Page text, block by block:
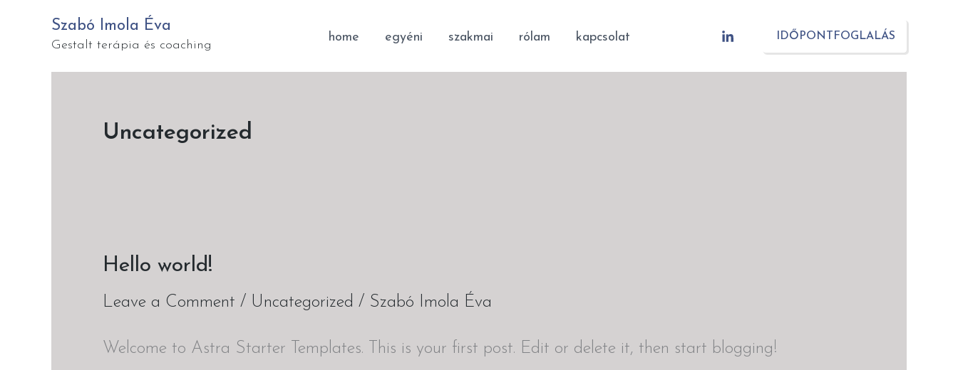
Szabó Imola Éva
Gestalt terápia és coaching
home egyéni szakmai rólam kapcsolat IDŐPONTFOGLALÁS
Uncategorized
Hello world!
Leave a Comment / Uncategorized / Szabó Imola Éva
Welcome to Astra Starter Templates. This is your first post. Edit or delete it, then start blogging!
Hello
world!